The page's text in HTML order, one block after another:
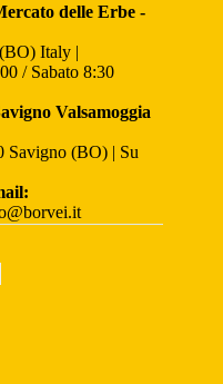
delle Erbe -
Italy |
/ Sabato 8:30
Valsamoggia
Savigno (BO) | Su